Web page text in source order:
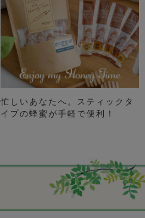
忙しいあなたへ。スティックタ
イプの蜂蜜が手軽で便利！